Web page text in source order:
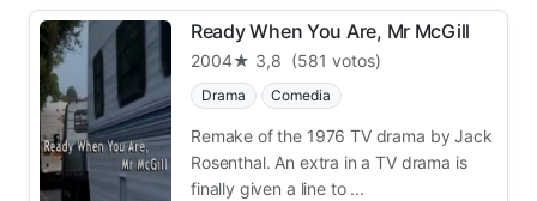
Ready When You Are, Mr McGill
2004★ 3,8 (581 votos)
Drama Comedia
Remake of the 1976 TV drama by Jack
Rosenthal. An extra in a TV drama is
finally given a line to ...